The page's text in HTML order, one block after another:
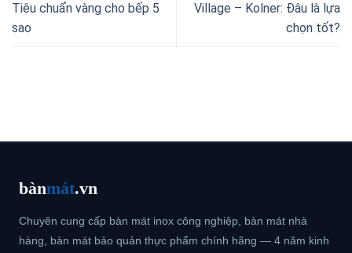
Tiêu chuẩn vàng cho bếp 5
sao
Village – Kolner: Đâu là lựa
chọn tốt?
bànmát.vn
Chuyên cung cấp bàn mát inox công nghiệp, bàn mát nhà
hàng, bàn mát bảo quản thực phẩm chính hãng — 4 năm kinh